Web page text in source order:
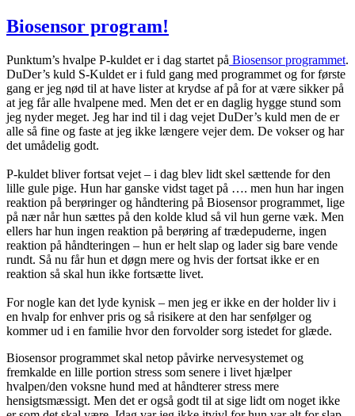
Biosensor program!
Punktum’s hvalpe P-kuldet er i dag startet på Biosensor programmet.
DuDer’s kuld S-Kuldet er i fuld gang med programmet og for første
gang er jeg nød til at have lister at krydse af på for at være sikker på
at jeg får alle hvalpene med. Men det er en daglig hygge stund som
jeg nyder meget. Jeg har ind til i dag vejet DuDer’s kuld men de er
alle så fine og faste at jeg ikke længere vejer dem. De vokser og har
det umådelig godt.
P-kuldet bliver fortsat vejet – i dag blev lidt skel sættende for den
lille gule pige. Hun har ganske vidst taget på …. men hun har ingen
reaktion på berøringer og håndtering på Biosensor programmet, lige
på nær når hun sættes på den kolde klud så vil hun gerne væk. Men
ellers har hun ingen reaktion på berøring af trædepuderne, ingen
reaktion på håndteringen – hun er helt slap og lader sig bare vende
rundt. Så nu får hun et døgn mere og hvis der fortsat ikke er en
reaktion så skal hun ikke fortsætte livet.
For nogle kan det lyde kynisk – men jeg er ikke en der holder liv i
en hvalp for enhver pris og så risikere at den har senfølger og
kommer ud i en familie hvor den forvolder sorg istedet for glæde.
Biosensor programmet skal netop påvirke nervesystemet og
fremkalde en lille portion stress som senere i livet hjælper
hvalpen/den voksne hund med at håndterer stress mere
hensigtsmæssigt. Men det er også godt til at sige lidt om noget ikke